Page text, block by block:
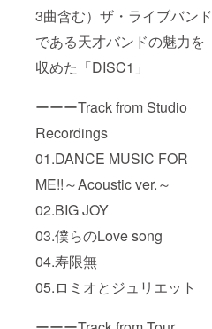
3曲含む）ザ・ライブバンド
である天才バンドの魅力を
収めた「DISC1」
ーーーTrack from Studio
Recordings
01.DANCE MUSIC FOR
ME!!～Acoustic ver.～
02.BIG JOY
03.僕らのLove song
04.寿限無
05.ロミオとジュリエット